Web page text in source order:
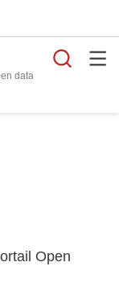
data
Open